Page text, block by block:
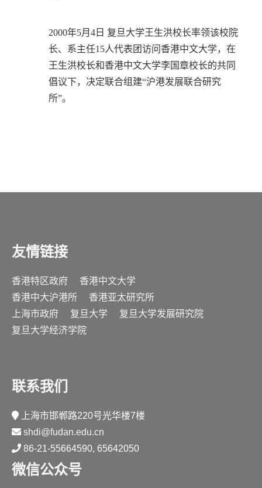
2000年5月4日 复旦大学王生洪校长率领该校院
长、系主任15人代表团访问香港中文大学，在
王生洪校长和香港中文大学李国章校长的共同
倡议下，决定联合组建“沪港发展联合研究
所”。
友情链接
香港特区政府
香港中文大学
香港中大沪港所
香港亚太研究所
上海市政府
复旦大学
复旦大学发展研究院
复旦大学经济学院
联系我们
上海市邯郸路220号光华楼7楼
shdi@fudan.edu.cn
86-21-55664590, 65642050
微信公众号